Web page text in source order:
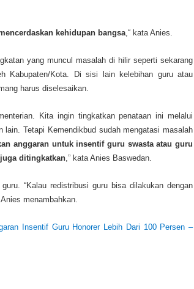
kehidupan bangsa,“ kata Anies.
yang muncul masalah di hilir seperti sekarang
Kabupaten/Kota. Di sisi lain kelebihan guru atau
harus diselesaikan.
Kita ingin tingkatkan penataan ini melalui
lain. Tetapi Kemendikbud sudah mengatasi masalah
anggaran untuk insentif guru swasta atau guru
ditingkatkan,” kata Anies Baswedan.
“Kalau redistribusi guru bisa dilakukan dengan
menambahkan.
Insentif Guru Honorer Lebih Dari 100 Persen –